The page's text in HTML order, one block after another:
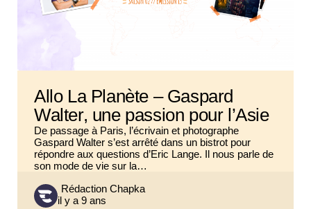
Allo La Planète – Gaspard
Walter, une passion pour l’Asie
De passage à Paris, l’écrivain et photographe
Gaspard Walter s’est arrêté dans un bistrot pour
répondre aux questions d’Eric Lange. Il nous parle de
son mode de vie sur la…
Posted
by
Rédaction Chapka
il y a 9 ans